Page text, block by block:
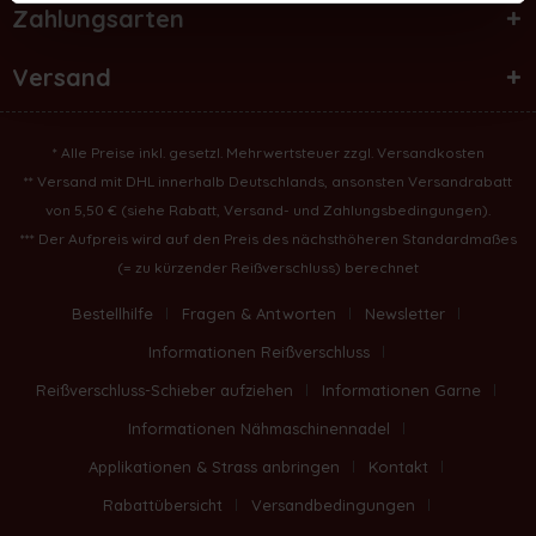
Zahlungsarten
Versand
* Alle Preise inkl. gesetzl. Mehrwertsteuer zzgl. Versandkosten
** Versand mit DHL innerhalb Deutschlands, ansonsten Versandrabatt
von 5,50 € (siehe Rabatt, Versand- und Zahlungsbedingungen).
*** Der Aufpreis wird auf den Preis des nächsthöheren Standardmaßes
(= zu kürzender Reißverschluss) berechnet
Bestellhilfe Fragen & Antworten
Newsletter
Informationen Reißverschluss
Reißverschluss-Schieber aufziehen
Informationen Garne
Informationen Nähmaschinennadel
Applikationen & Strass anbringen
Kontakt
Rabattübersicht
Versandbedingungen